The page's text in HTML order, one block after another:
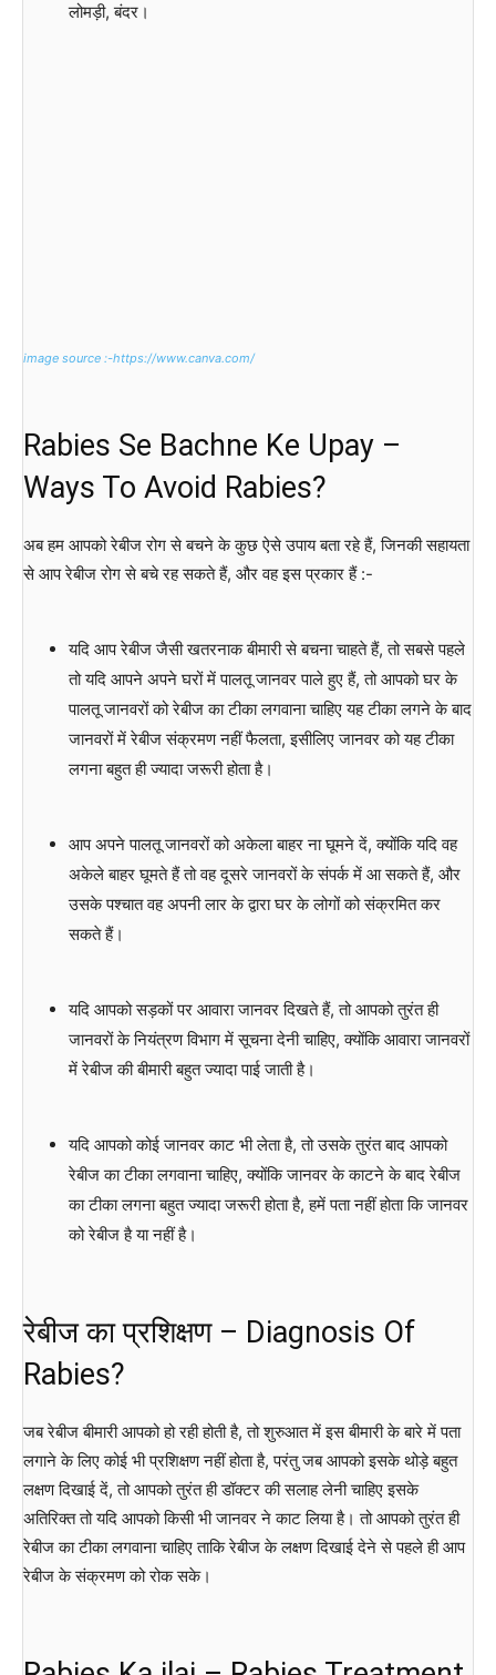
लोमड़ी, बंदर।
image source :-https://www.canva.com/
Rabies Se Bachne Ke Upay –
Ways To Avoid Rabies?
अब हम आपको रेबीज रोग से बचने के कुछ ऐसे उपाय बता रहे हैं, जिनकी सहायता
से आप रेबीज रोग से बचे रह सकते हैं, और वह इस प्रकार हैं :-
यदि आप रेबीज जैसी खतरनाक बीमारी से बचना चाहते हैं, तो सबसे पहले
तो यदि आपने अपने घरों में पालतू जानवर पाले हुए हैं, तो आपको घर के
पालतू जानवरों को रेबीज का टीका लगवाना चाहिए यह टीका लगने के बाद
जानवरों में रेबीज संक्रमण नहीं फैलता, इसीलिए जानवर को यह टीका
लगना बहुत ही ज्यादा जरूरी होता है।
आप अपने पालतू जानवरों को अकेला बाहर ना घूमने दें, क्योंकि यदि वह
अकेले बाहर घूमते हैं तो वह दूसरे जानवरों के संपर्क में आ सकते हैं, और
उसके पश्चात वह अपनी लार के द्वारा घर के लोगों को संक्रमित कर
सकते हैं।
यदि आपको सड़कों पर आवारा जानवर दिखते हैं, तो आपको तुरंत ही
जानवरों के नियंत्रण विभाग में सूचना देनी चाहिए, क्योंकि आवारा जानवरों
में रेबीज की बीमारी बहुत ज्यादा पाई जाती है।
यदि आपको कोई जानवर काट भी लेता है, तो उसके तुरंत बाद आपको
रेबीज का टीका लगवाना चाहिए, क्योंकि जानवर के काटने के बाद रेबीज
का टीका लगना बहुत ज्यादा जरूरी होता है, हमें पता नहीं होता कि जानवर
को रेबीज है या नहीं है।
रेबीज का प्रशिक्षण – Diagnosis Of
Rabies?
जब रेबीज बीमारी आपको हो रही होती है, तो शुरुआत में इस बीमारी के बारे में पता
लगाने के लिए कोई भी प्रशिक्षण नहीं होता है, परंतु जब आपको इसके थोड़े बहुत
लक्षण दिखाई दें, तो आपको तुरंत ही डॉक्टर की सलाह लेनी चाहिए इसके
अतिरिक्त तो यदि आपको किसी भी जानवर ने काट लिया है। तो आपको तुरंत ही
रेबीज का टीका लगवाना चाहिए ताकि रेबीज के लक्षण दिखाई देने से पहले ही आप
रेबीज के संक्रमण को रोक सके।